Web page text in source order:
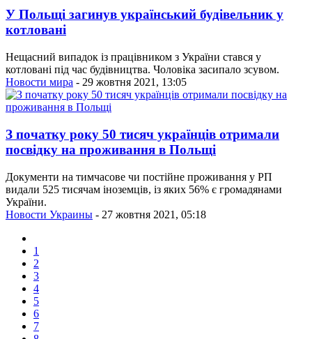
У Польщі загинув український будівельник у
котловані
Нещасний випадок із працівником з України стався у
котловані під час будівництва. Чоловіка засипало зсувом.
Новости мира - 29 жовтня 2021, 13:05
З початку року 50 тисяч українців отримали
посвідку на проживання в Польщі
Документи на тимчасове чи постійне проживання у РП
видали 525 тисячам іноземців, із яких 56% є громадянами
України.
Новости Украины - 27 жовтня 2021, 05:18
1
2
3
4
5
6
7